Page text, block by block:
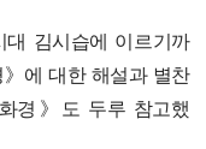
대 김시습에 이르기까
에 대한 해설과 별찬
경》도 두루 참고했